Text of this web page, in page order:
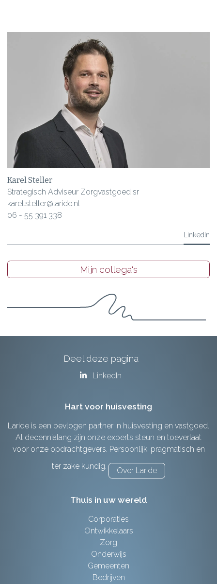
Karel Steller
Strategisch Adviseur Zorgvastgoed sr
karel.steller@laride.nl
06 - 55 391 338
LinkedIn
Mijn collega's
Deel deze pagina
LinkedIn
Hart voor huisvesting
Laride is een bevlogen partner in huisvesting en vastgoed.
Al decennialang zijn onze experts steun en toeverlaat
voor onze opdrachtgevers. Persoonlijk, pragmatisch en
ter zake kundig.
Over Laride
Thuis in uw wereld
Corporaties
Ontwikkelaars
Zorg
Onderwijs
Gemeenten
Bedrijven